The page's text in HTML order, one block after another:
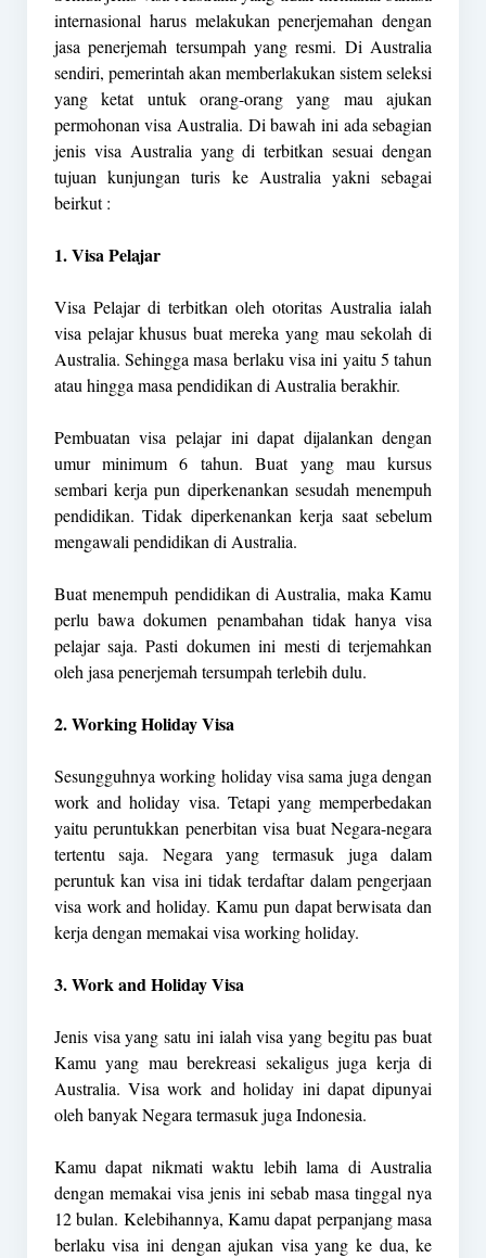
internasional harus melakukan penerjemahan dengan
jasa penerjemah tersumpah yang resmi. Di Australia
sendiri, pemerintah akan memberlakukan sistem seleksi
yang ketat untuk orang-orang yang mau ajukan
permohonan visa Australia. Di bawah ini ada sebagian
jenis visa Australia yang di terbitkan sesuai dengan
tujuan kunjungan turis ke Australia yakni sebagai
beirkut :
1. Visa Pelajar
Visa Pelajar di terbitkan oleh otoritas Australia ialah
visa pelajar khusus buat mereka yang mau sekolah di
Australia. Sehingga masa berlaku visa ini yaitu 5 tahun
atau hingga masa pendidikan di Australia berakhir.
Pembuatan visa pelajar ini dapat dijalankan dengan
umur minimum 6 tahun. Buat yang mau kursus
sembari kerja pun diperkenankan sesudah menempuh
pendidikan. Tidak diperkenankan kerja saat sebelum
mengawali pendidikan di Australia.
Buat menempuh pendidikan di Australia, maka Kamu
perlu bawa dokumen penambahan tidak hanya visa
pelajar saja. Pasti dokumen ini mesti di terjemahkan
oleh jasa penerjemah tersumpah terlebih dulu.
2. Working Holiday Visa
Sesungguhnya working holiday visa sama juga dengan
work and holiday visa. Tetapi yang memperbedakan
yaitu peruntukkan penerbitan visa buat Negara-negara
tertentu saja. Negara yang termasuk juga dalam
peruntuk kan visa ini tidak terdaftar dalam pengerjaan
visa work and holiday. Kamu pun dapat berwisata dan
kerja dengan memakai visa working holiday.
3. Work and Holiday Visa
Jenis visa yang satu ini ialah visa yang begitu pas buat
Kamu yang mau berekreasi sekaligus juga kerja di
Australia. Visa work and holiday ini dapat dipunyai
oleh banyak Negara termasuk juga Indonesia.
Kamu dapat nikmati waktu lebih lama di Australia
dengan memakai visa jenis ini sebab masa tinggal nya
12 bulan. Kelebihannya, Kamu dapat perpanjang masa
berlaku visa ini dengan ajukan visa yang ke dua, ke